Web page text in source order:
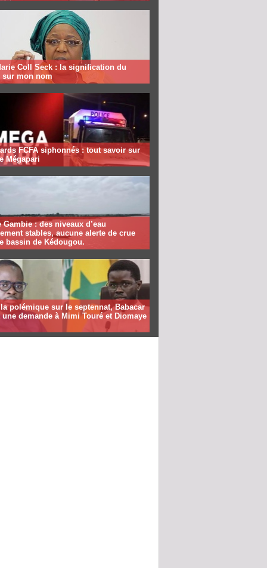
Coll Seck : la signification du
sur mon nom
FCFA siphonnés : tout savoir sur
Mégapari
Gambie : des niveaux d’eau
stables, aucune alerte de crue
bassin de Kédougou.
polémique sur le septennat, Babacar
une demande à Mimi Touré et Diomaye